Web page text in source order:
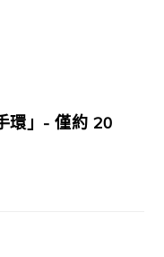
環」- 僅約 20